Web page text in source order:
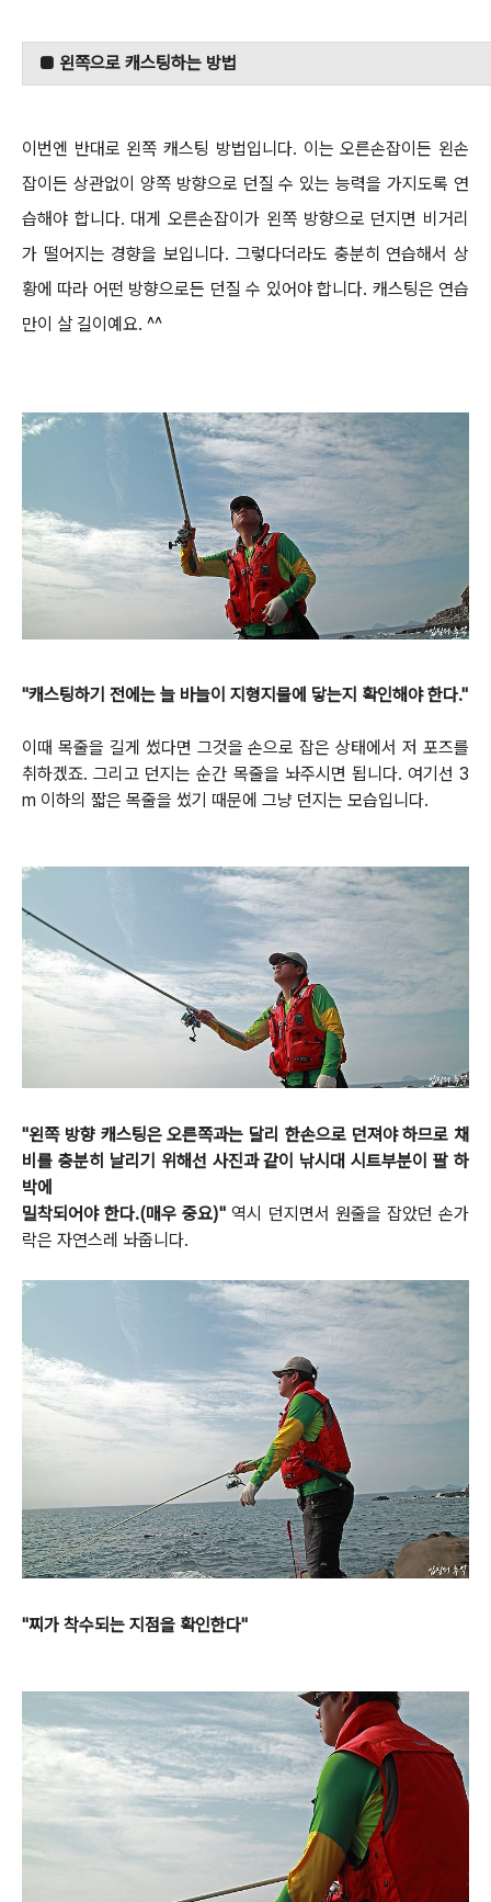
■ 왼쪽으로 캐스팅하는 방법
이번엔 반대로 왼쪽 캐스팅 방법입니다. 이는 오른손잡이든 왼손
잡이든 상관없이 양쪽 방향으로 던질 수 있는 능력을 가지도록 연
습해야 합니다. 대게 오른손잡이가 왼쪽 방향으로 던지면 비거리
가 떨어지는 경향을 보입니다. 그렇다더라도 충분히 연습해서 상
황에 따라 어떤 방향으로든 던질 수 있어야 합니다. 캐스팅은 연습
만이 살 길이예요. ^^
"캐스팅하기 전에는 늘 바늘이 지형지물에 닿는지 확인해야 한다."
이때 목줄을 길게 썼다면 그것을 손으로 잡은 상태에서 저 포즈를
취하겠죠. 그리고 던지는 순간 목줄을 놔주시면 됩니다. 여기선 3
m 이하의 짧은 목줄을 썼기 때문에 그냥 던지는 모습입니다.
"왼쪽 방향 캐스팅은 오른쪽과는 달리 한손으로 던져야 하므로 채
비를 충분히 날리기 위해선 사진과 같이 낚시대 시트부분이 팔 하
박에
밀착되어야 한다.(매우 중요)"역시 던지면서 원줄을 잡았던 손가
락은 자연스레 놔줍니다.
"찌가 착수되는 지점을 확인한다"